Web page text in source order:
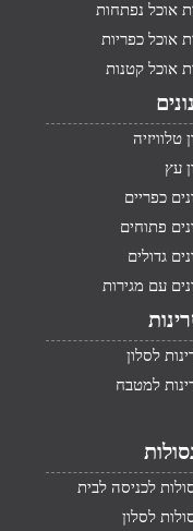
אוכל נפתחות
אוכל כפריות
אוכל קטנות
טלוויזיה
עץ
כפריים
פתוחים
גדולים
עם מגירות
לסלון
למטבח
לכניסה לבית
לסלון